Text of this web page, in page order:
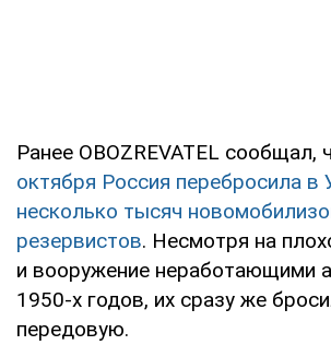
Ранее OBOZREVATEL сообщал,
октября Россия перебросила в
несколько тысяч
резервистов. Несмотря на
и вооружение неработающими
1950-х годов, их сразу же
передовую.